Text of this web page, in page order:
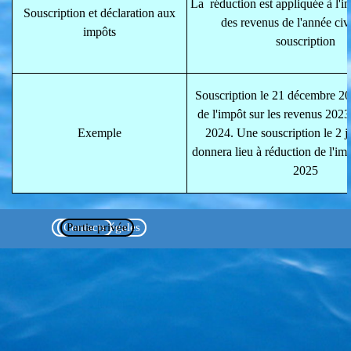
Souscription et déclaration aux
impôts
La réduction est appliquée à
des revenus de l'année
souscription
Exemple
Souscription le 21 décembre
de l'impôt sur les revenus
2024. Une souscription le 2
donnera lieu à réduction de
2025
Mentions légales
Contacts
Partie privée
Retourner au contenu